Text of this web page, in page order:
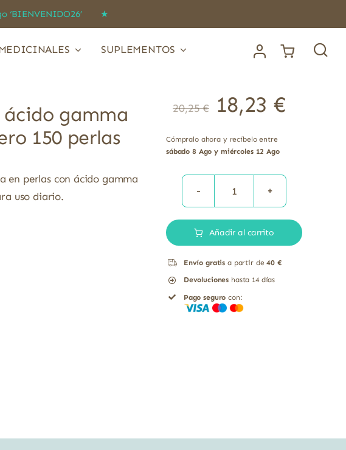
‘BIENVENIDO26’ ★
SUPLEMENTOS
gamma
150 perlas
en perlas con ácido gamma
uso diario.
20,25€ 18,23 €
Cómpralo ahora y recíbelo entre
sábado 8 Ago y miércoles 12 Ago
Aceite
Borraja
gamma
linolénico
El
Añadir al carrito
Envío gratis a partir de40 €
Devoluciones hasta 14 días
Pago seguro con: